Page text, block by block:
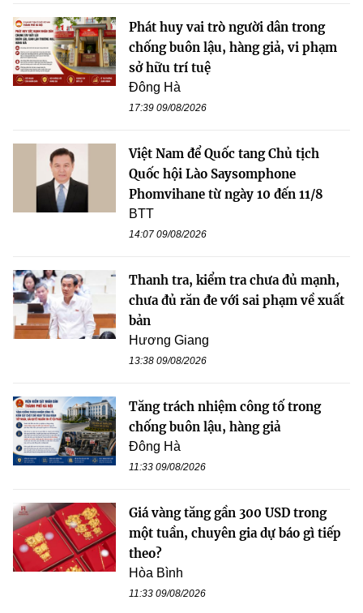
Phát huy vai trò người dân trong
chống buôn lậu, hàng giả, vi phạm
sở hữu trí tuệ
Đông Hà
17:39 09/08/2026
Việt Nam để Quốc tang Chủ tịch
Quốc hội Lào Saysomphone
Phomvihane từ ngày 10 đến 11/8
BTT
14:07 09/08/2026
Thanh tra, kiểm tra chưa đủ mạnh,
chưa đủ răn đe với sai phạm về xuất
bản
Hương Giang
13:38 09/08/2026
Tăng trách nhiệm công tố trong
chống buôn lậu, hàng giả
Đông Hà
11:33 09/08/2026
Giá vàng tăng gần 300 USD trong
một tuần, chuyên gia dự báo gì tiếp
theo?
Hòa Bình
11:33 09/08/2026